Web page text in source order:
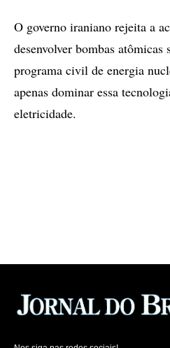
O governo iraniano rejeita a
desenvolver bombas
programa civil de energia
apenas dominar essa
eletricidade.